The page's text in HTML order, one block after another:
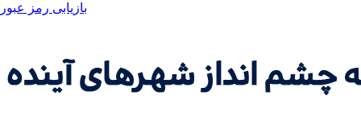
بازیابی رمز عبور